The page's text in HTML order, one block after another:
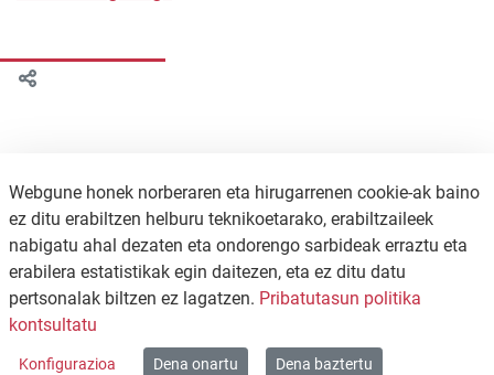
Webgune honek norberaren eta hirugarrenen cookie-ak baino
ez ditu erabiltzen helburu teknikoetarako, erabiltzaileek
nabigatu ahal dezaten eta ondorengo sarbideak erraztu eta
erabilera estatistikak egin daitezen, eta ez ditu datu
pertsonalak biltzen ez lagatzen. Pribatutasun politika
kontsultatu
Konfigurazioa Dena onartu Dena baztertu